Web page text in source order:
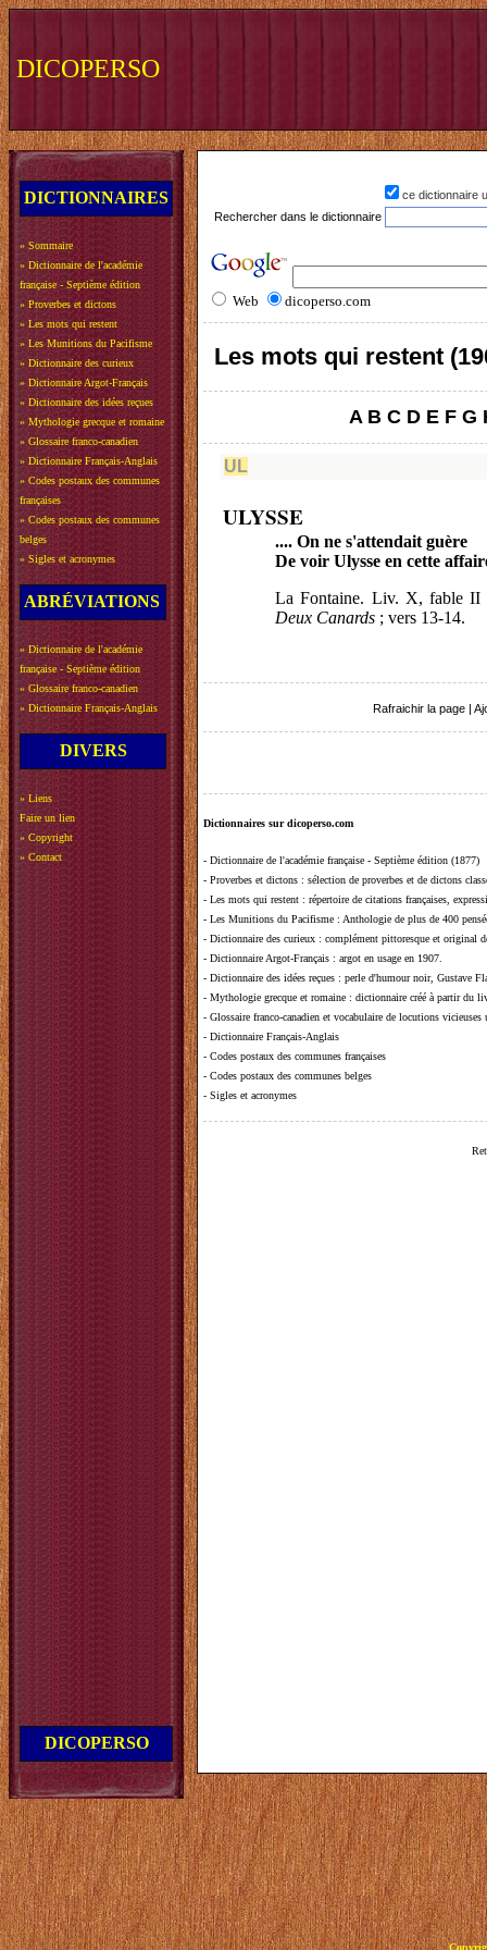
DICOPERSO
DICTIONNAIRES
» Sommaire
» Dictionnaire de l'académie
française - Septième édition
» Proverbes et dictons
» Les mots qui restent
» Les Munitions du Pacifisme
» Dictionnaire des curieux
» Dictionnaire Argot-Français
» Dictionnaire des idées reçues
» Mythologie grecque et romaine
» Glossaire franco-canadien
» Dictionnaire Français-Anglais
» Codes postaux des communes
françaises
» Codes postaux des communes
belges
» Sigles et acronymes
ABRÉVIATIONS
» Dictionnaire de l'académie
française - Septième édition
» Glossaire franco-canadien
» Dictionnaire Français-Anglais
DIVERS
» Liens
Faire un lien
» Copyright
» Contact
DICOPERSO
ce dictionnaire
Rechercher dans le dictionnaire
Web dicoperso.com
Les mots qui restent
A B C D E F G
UL
ULYSSE
.... On ne s'attendait guère
De voir Ulysse en cette
La Fontaine. Liv. X, fable II
Deux Canards ; vers 13-14.
Rafraichir la page
Dictionnaires sur dicoperso.com
- Dictionnaire de l'académie française - Septième édition (1877)
- Proverbes et dictons : sélection de proverbes et de dictons
- Les mots qui restent : répertoire de citations françaises,
- Les Munitions du Pacifisme : Anthologie de plus de 400
- Dictionnaire des curieux : complément pittoresque et original
- Dictionnaire Argot-Français : argot en usage en 1907.
- Dictionnaire des idées reçues : perle d'humour noir, Gustave
- Mythologie grecque et romaine : dictionnaire créé à partir du
- Glossaire franco-canadien et vocabulaire de locutions vicieuses
- Dictionnaire Français-Anglais
- Codes postaux des communes françaises
- Codes postaux des communes belges
- Sigles et acronymes